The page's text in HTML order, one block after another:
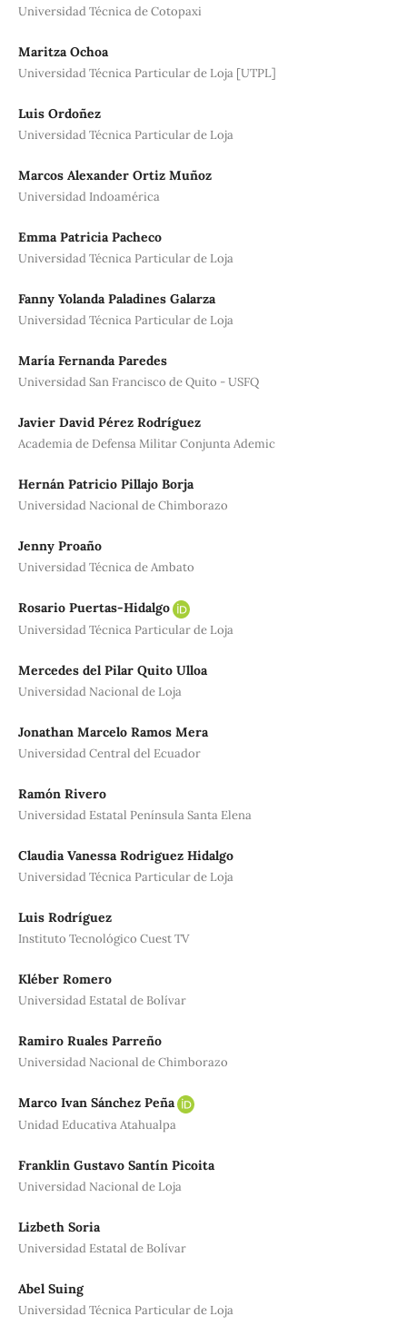
Universidad Técnica de Cotopaxi
Maritza Ochoa
Universidad Técnica Particular de Loja [UTPL]
Luis Ordoñez
Universidad Técnica Particular de Loja
Marcos Alexander Ortiz Muñoz
Universidad Indoamérica
Emma Patricia Pacheco
Universidad Técnica Particular de Loja
Fanny Yolanda Paladines Galarza
Universidad Técnica Particular de Loja
María Fernanda Paredes
Universidad San Francisco de Quito - USFQ
Javier David Pérez Rodríguez
Academia de Defensa Militar Conjunta Ademic
Hernán Patricio Pillajo Borja
Universidad Nacional de Chimborazo
Jenny Proaño
Universidad Técnica de Ambato
Rosario Puertas-Hidalgo
Universidad Técnica Particular de Loja
Mercedes del Pilar Quito Ulloa
Universidad Nacional de Loja
Jonathan Marcelo Ramos Mera
Universidad Central del Ecuador
Ramón Rivero
Universidad Estatal Península Santa Elena
Claudia Vanessa Rodriguez Hidalgo
Universidad Técnica Particular de Loja
Luis Rodríguez
Instituto Tecnológico Cuest TV
Kléber Romero
Universidad Estatal de Bolívar
Ramiro Ruales Parreño
Universidad Nacional de Chimborazo
Marco Ivan Sánchez Peña
Unidad Educativa Atahualpa
Franklin Gustavo Santín Picoita
Universidad Nacional de Loja
Lizbeth Soria
Universidad Estatal de Bolívar
Abel Suing
Universidad Técnica Particular de Loja